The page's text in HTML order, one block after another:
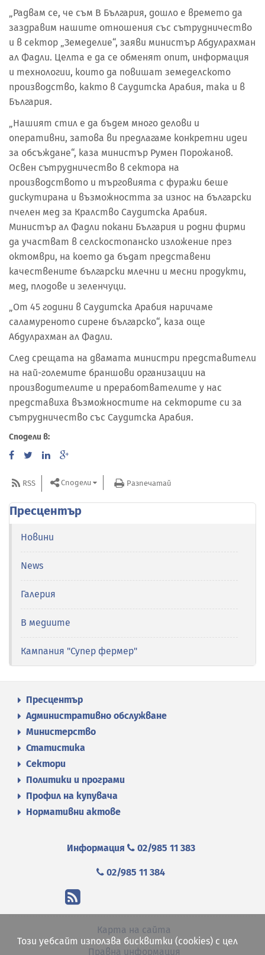
„Радвам се, че съм В България, дошло е времето да
заздравим нашите отношения със сътрудничество
и в сектор „Земеделие“, заяви министър Абдулрахман
ал Фадли. Целта е да се обменят опит, информация
и технологии, които да повишат земеделското
производство, както в Саудитска Арабия, така и в
България.
„Нашият стил е да бъдем много делови и
оперативни, затова ви предлагаме конкретни идеи
за обсъждане“, каза министър Румен Порожанов.
Освен сътрудничество в сектора на
производството и търговията с фуражи беше
дискутирана и възможността за износ на български
пчелен мед за Кралство Саудитска Арабия.
Министър ал Фадли покани България и родни фирми
да участват в селскостопанско изложение през
октомври, на което да бъдат представени
качествените български млечни и месни продукти,
мед, плодове и зеленчуци.
„От 45 години в Саудитска Арабия наричаме
саламуреното сирене българско“, каза още
Абдулрахман ал Фадли.
След срещата на двамата министри представители
на най-големите браншови организации на
производителите и преработвателите у нас
представиха възможностите на секторите си за
сътрудничество със Саудитска Арабия.
Сподели в:
RSS Сподели Разпечатай
Пресцентър
Новини
News
Галерия
В медиите
Кампания "Супер фермер"
Пресцентър
Административно обслужване
Министерство
Статистика
Сектори
Политики и програми
Профил на купувача
Нормативни актове
Информация 02/985 11 383
02/985 11 384
Карта на сайта
Правна информация
Този уебсайт използва бисквитки (cookies) с цел